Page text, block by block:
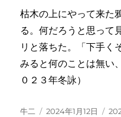
枯木の上にやって来た
る。何だろうと思って
リと落ちた。「下手く
みると何のことは無い
０２３年冬詠）
投
牛二
投
2024年1月12日
カ